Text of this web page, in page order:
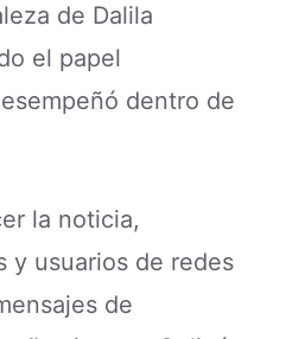
de Dalila
el papel
dentro de
la noticia,
y usuarios de redes
de